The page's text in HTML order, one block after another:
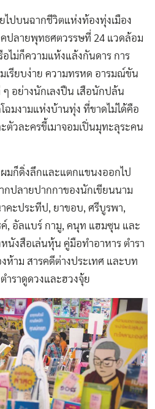
ปบนฉากชีวิตแห่งท้องทุ่งเมือง
ปลายพุทธศตวรรษที่ 24 แวดล้อม
ไม่ก็ความแห้งแล้งกันดาร การ
เรียบง่าย ความทรหด อารมณ์ขัน
ๆ อย่างนักเลงปืน เสือนักปล้น
ฉมงามแห่งบ้านทุ่ง ที่ขาดไม่ได้คือ
ตัวละครขี้เมาจอมเปิ่นมุทะลุระคน
มก็ดิ่งลึกและแตกแขนงออกไป
กปลายปากกาของนักเขียนนาม
าคะประทีป, ยาขอบ, ศรีบูรพา,
, อัลแบร์ กามู, คนุท แฮมซุน และ
นังสือเล่นหุ้น คู่มือทำอาหาร ตำรา
าม สารคดีต่างประเทศ และบท
ำราดูดวงและฮวงจุ้ย